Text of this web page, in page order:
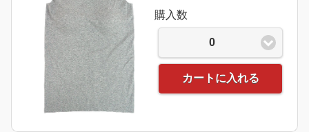
購入数
0
カートに入れる